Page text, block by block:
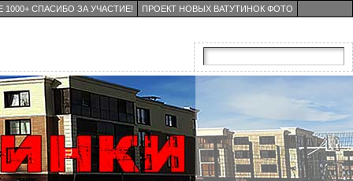
1000+ СПАСИБО ЗА УЧАСТИЕ! ПРОЕКТ НОВЫХ ВАТУТИНОК ФОТО